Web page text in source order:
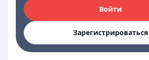
Войти
Зарегистрироваться